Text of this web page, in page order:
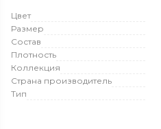
Цвет
Размер
Состав
Плотность
Коллекция
Страна производитель
Тип